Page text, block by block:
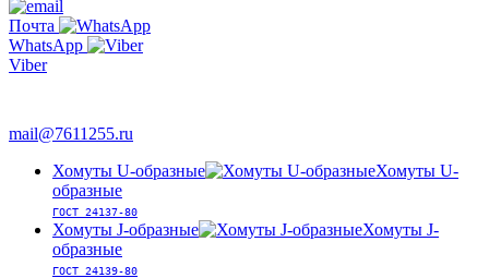
Почта
WhatsApp
Viber
mail@7611255.ru
Хомуты U-образные
Хомуты U-
образные
ГОСТ 24137-80
Хомуты J-образные
Хомуты J-
образные
ГОСТ 24139-80